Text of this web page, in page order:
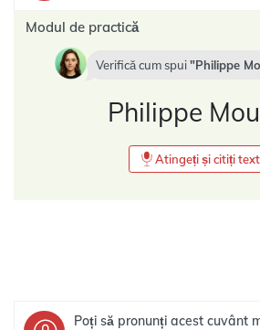
Modul de practică
Verifică cum spui Philippe
Philippe
Atingeți și citiți
Poți să pronunți acest cuvânt